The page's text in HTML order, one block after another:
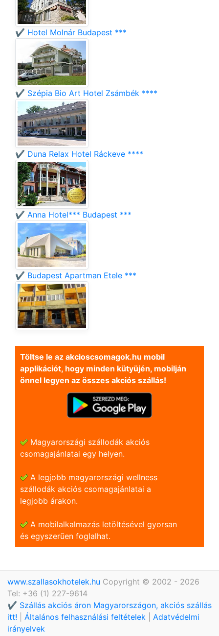
✔️ Hotel Molnár Budapest ***
✔️ Szépia Bio Art Hotel Zsámbék ****
✔️ Duna Relax Hotel Ráckeve ****
✔️ Anna Hotel*** Budapest ***
✔️ Budapest Apartman Etele ***
Töltse le az akcioscsomagok.hu mobil
applikációt, hogy minden kütyüjén, mobilján
önnel legyen az összes akciós szállás!
Magyarországi szállodák akciós
csomagajánlatai egy helyen.
A legjobb magyarországi wellness
szállodák akciós csomagajánlatai a
legjobb árakon.
A mobilalkalmazás letöltésével gyorsan
és egyszerũen foglalhat.
www.szallasokhotelek.hu Copyright © 2002 - 2026
Tel: +36 (1) 227-9614
✔️ Szállás akciós áron Magyarországon, akciós szállás
itt!
Általános felhasználási feltételek
Adatvédelmi
irányelvek